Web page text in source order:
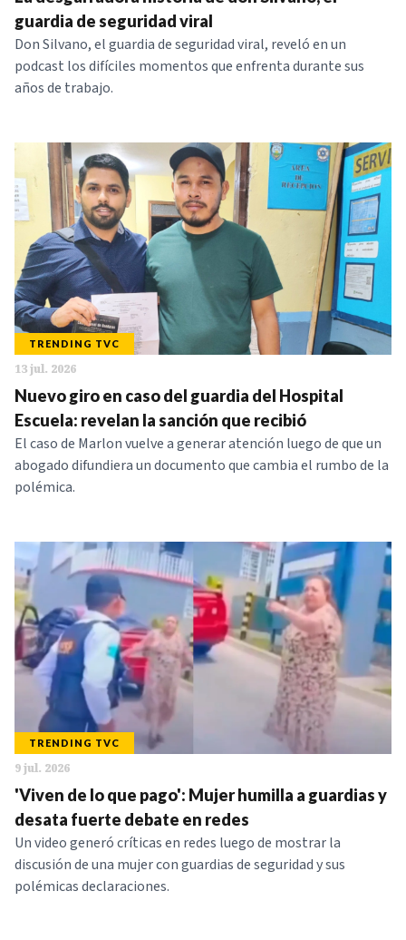
NOTICIAS
SERIES
guardia de seguridad viral
Don Silvano, el guardia de seguridad viral, reveló en un
podcast los difíciles momentos que enfrenta durante sus
años de trabajo.
TRENDING TVC
13 jul. 2026
Nuevo giro en caso del guardia del Hospital
Escuela: revelan la sanción que recibió
El caso de Marlon vuelve a generar atención luego de que un
abogado difundiera un documento que cambia el rumbo de la
polémica.
TRENDING TVC
9 jul. 2026
'Viven de lo que pago': Mujer humilla a guardias y
desata fuerte debate en redes
Un video generó críticas en redes luego de mostrar la
discusión de una mujer con guardias de seguridad y sus
polémicas declaraciones.